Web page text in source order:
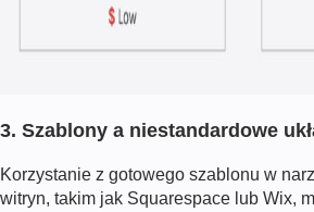
3. Szablony a niestandardowe
Korzystanie z gotowego szablonu w
witryn, takim jak Squarespace lub Wix,